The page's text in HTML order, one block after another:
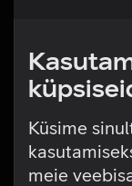
Küsime
meie